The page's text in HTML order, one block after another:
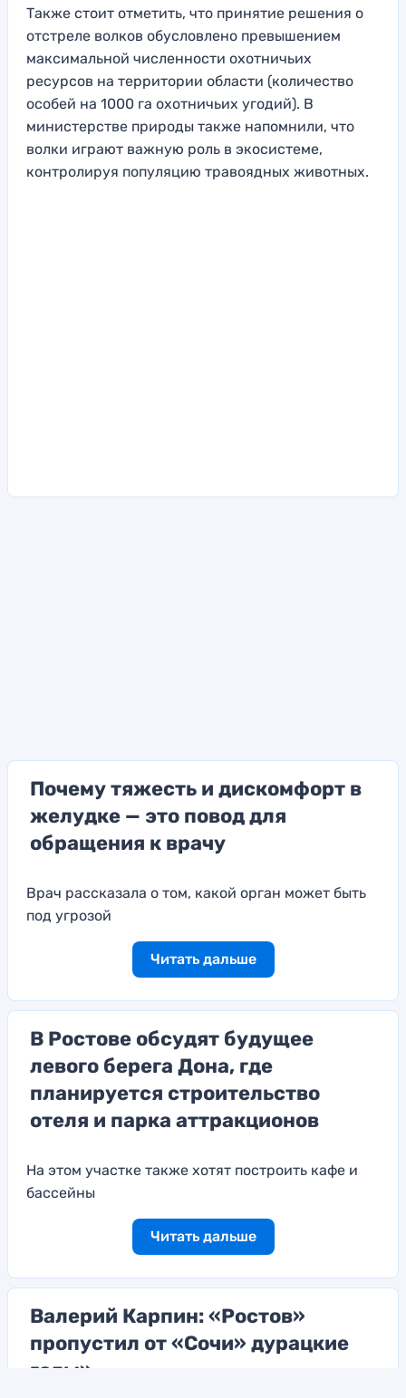
Также стоит отметить, что принятие решения о
отстреле волков обусловлено превышением
максимальной численности охотничьих
ресурсов на территории области (количество
особей на 1000 га охотничьих угодий). В
министерстве природы также напомнили, что
волки играют важную роль в экосистеме,
контролируя популяцию травоядных животных.
Почему тяжесть и дискомфорт в
желудке — это повод для
обращения к врачу
Врач рассказала о том, какой орган может быть
под угрозой
Читать дальше
В Ростове обсудят будущее
левого берега Дона, где
планируется строительство
отеля и парка аттракционов
На этом участке также хотят построить кафе и
бассейны
Читать дальше
Валерий Карпин: «Ростов»
пропустил от «Сочи» дурацкие
голы»